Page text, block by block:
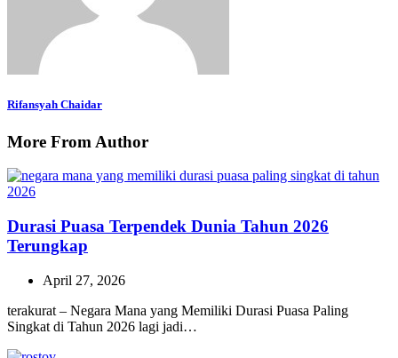
Rifansyah Chaidar
More From Author
Durasi Puasa Terpendek Dunia Tahun 2026
Terungkap
April 27, 2026
terakurat – Negara Mana yang Memiliki Durasi Puasa Paling
Singkat di Tahun 2026 lagi jadi…